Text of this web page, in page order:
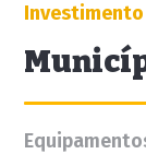
Investimento